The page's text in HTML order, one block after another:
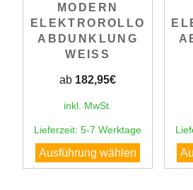
MODERN
ELEKTROROLLO
ABDUNKLUNG
WEISS
ab 182,95€
inkl. MwSt.
Lieferzeit:5-7 Werktage
Ausführung wählen
Produkt